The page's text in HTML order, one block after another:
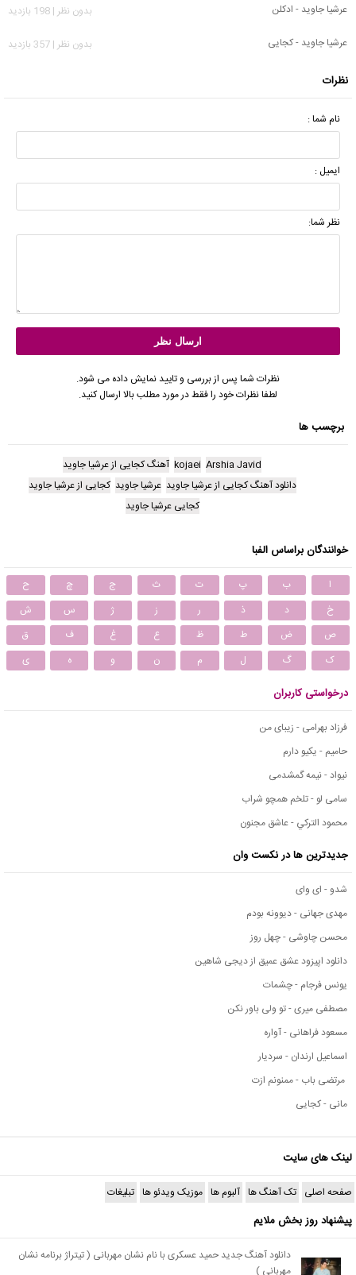
عرشیا جاوید - ادکلن
بدون نظر | 198 بازدید
عرشیا جاوید - کجایی
بدون نظر | 357 بازدید
نظرات
نام شما :
ایمیل :
نظر شما:
نظرات شما پس از بررسی و تایید نمایش داده می شود.
لطفا نظرات خود را فقط در مورد مطلب بالا ارسال کنید.
برچسب ها
Arshia Javid
kojaei آهنگ کجایی از عرشیا جاوید
دانلود آهنگ کجایی از عرشیا جاوید عرشیا جاوید کجایی از عرشیا جاوید
کجایی عرشیا جاوید
خوانندگان براساس الفبا
ا ب پ ت ث ج چ
ح
خ
د ذ ر ز ژ س
ش
ص
ض ط ظ ع غ ف
ق
ک
گ ل م ن و ه ی
درخواستی کاربران
فرزاد بهرامی - زیبای من
حامیم - یکیو دارم
نیواد - نیمه گمشدمی
سامی لو - تلخم همچو شراب
محمود التركي - عاشق مجنون
جدیدترین ها در نکست وان
شدو - ای وای
مهدی جهانی - دیوونه بودم
محسن چاوشی - چهل روز
دانلود اپیزود عشق عمیق از دیجی شاهین
یونس فرجام - چشمات
مصطفی میری - تو ولی باور نکن
مسعود فراهانی - آواره
اسماعیل ارندان - سردیار
مرتضی باب - ممنونم ازت
مانی - کجایی
لینک های سایت
صفحه اصلی تک آهنگ ها آلبوم ها موزیک ویدئو ها تبلیغات
پیشنهاد روز بخش ملایم
دانلود آهنگ جدید حمید عسکری با نام نشان مهربانی ( تیتراژ برنامه نشان
مهربانی )